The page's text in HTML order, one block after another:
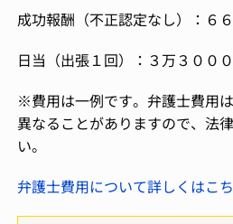
成功報酬（不正認定なし）：６
日当（出張１回）：３万３００
※費用は一例です。弁護士費用
異なることがありますので、法
い。
弁護士費用について詳しくはこ